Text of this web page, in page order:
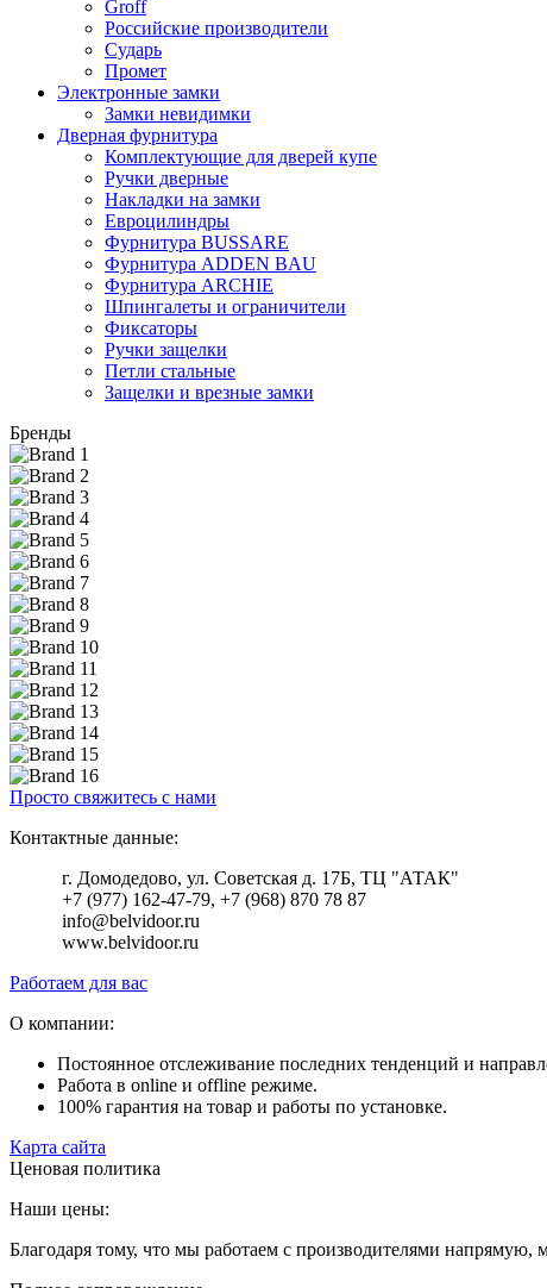
Groff
Российские производители
Сударь
Промет
Электронные замки
Замки невидимки
Дверная фурнитура
Комплектующие для дверей купе
Ручки дверные
Накладки на замки
Евроцилиндры
Фурнитура BUSSARE
Фурнитура ADDEN BAU
Фурнитура ARCHIE
Шпингалеты и ограничители
Фиксаторы
Ручки защелки
Петли стальные
Защелки и врезные замки
Бренды
Просто свяжитесь с нами
Контактные данные:
г. Домодедово, ул. Советская д. 17Б, ТЦ "АТАК"
+7 (977) 162-47-79, +7 (968) 870 78 87
info@belvidoor.ru
www.belvidoor.ru
Работаем для вас
О компании:
Постоянное отслеживание последних тенденций и
Работа в online и offline режиме.
100% гарантия на товар и работы по установке.
Карта сайта
Ценовая политика
Наши цены:
Благодаря тому, что мы работаем с производителями